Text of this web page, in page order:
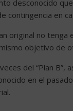
desconocido
contingencia en
original no
objetivo de
del “Plan
en el